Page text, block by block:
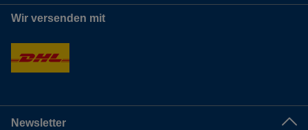
Wir versenden mit
Newsletter